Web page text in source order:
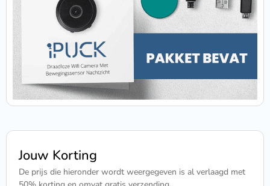
Jouw Korting
De prijs die hieronder wordt weergegeven is al verlaagd met